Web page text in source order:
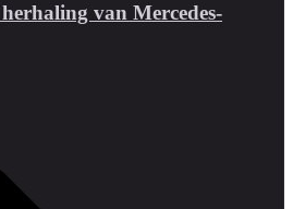
van Mercedes-